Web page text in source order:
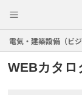
電気・建築設備（ビジ
WEBカタロ